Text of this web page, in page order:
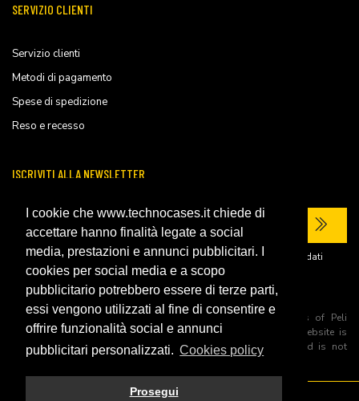
I cookie che www.technocases.it chiede di
accettare hanno finalità legate a social
media, prestazioni e annunci pubblicitari. I
cookies per social media e a scopo
pubblicitario potrebbero essere di terze parti,
essi vengono utilizzati al fine di consentire e
offrire funzionalità social e annunci
pubblicitari personalizzati. Cookies policy
Prosegui
SERVIZIO CLIENTI
Servizio clienti
Metodi di pagamento
Spese di spedizione
Reso e recesso
ISCRIVITI ALLA NEWSLETTER
Ho letto laprivacy policy del sito e acconsento al trattamento dei miei dati
personali per ricevere comunicazioni commerciali.
All trademarks are registered and/or unregistered trademarks of Peli
Products, S.L.U. its parents, subsiadiries and affiliates. This website is
independently owned and operated by Technopartner SRL and is not
owned by Peli Products, S.L.U
© 2026 Technopartner SRL - All rights reserved